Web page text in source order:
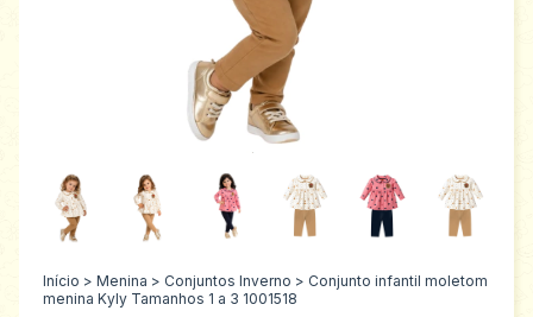
Início > Menina > Conjuntos Inverno > Conjunto infantil moletom
menina Kyly Tamanhos 1 a 3 1001518